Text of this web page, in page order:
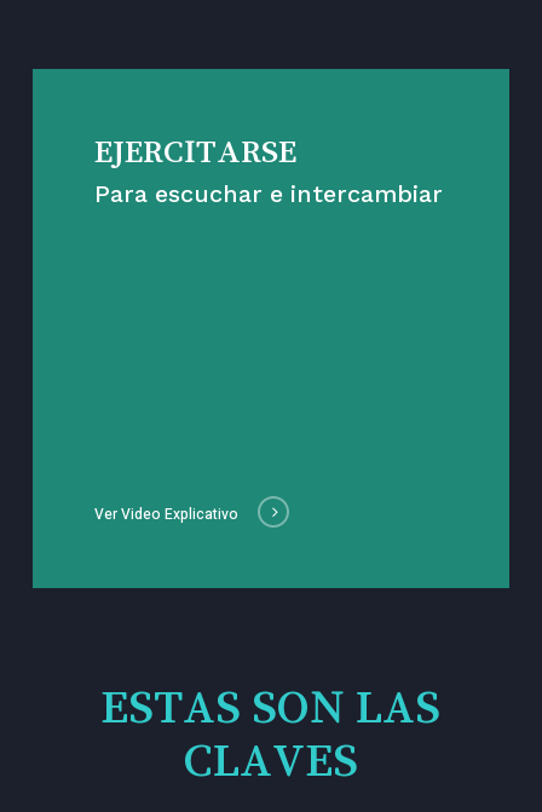
EJERCITARSE
Para escuchar e intercambiar
Ver Video Explicativo
ESTAS SON LAS
CLAVES